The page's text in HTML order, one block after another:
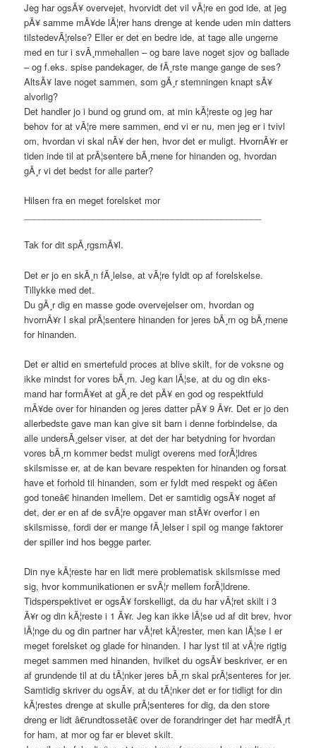
Jeg har ogsÃ¥ overvejet, hvorvidt det vil vÃ¦re en god ide, at jeg
pÃ¥ samme mÃ¥de lÃ¦rer hans drenge at kende uden min datters
tilstedevÃ¦relse? Eller er det en bedre ide, at tage alle ungerne
med en tur i svÃ¸mmehallen – og bare lave noget sjov og ballade
– og f.eks. spise pandekager, de fÃ¸rste mange gange de ses?
AltsÃ¥ lave noget sammen, som gÃ¸r stemningen knapt sÃ¥
alvorlig?
Det handler jo i bund og grund om, at min kÃ¦reste og jeg har
behov for at vÃ¦re mere sammen, end vi er nu, men jeg er i tvivl
om, hvordan vi skal nÃ¥ der hen, hvor det er muligt. HvornÃ¥r er
tiden inde til at prÃ¦sentere bÃ¸rnene for hinanden og, hvordan
gÃ¸r vi det bedst for alle parter?
Hilsen fra en meget forelsket mor
Tak for dit spÃ¸rgsmÃ¥l.
Det er jo en skÃ¸n fÃ¸lelse, at vÃ¦re fyldt op af forelskelse.
Tillykke med det.
Du gÃ¸r dig en masse gode overvejelser om, hvordan og
hvornÃ¥r I skal prÃ¦sentere hinanden for jeres bÃ¸rn og bÃ¸rnene
for hinanden.
Det er altid en smertefuld proces at blive skilt, for de voksne og
ikke mindst for vores bÃ¸rn. Jeg kan lÃ¦se, at du og din eks-
mand har formÃ¥et at gÃ¸re det pÃ¥ en god og respektfuld
mÃ¥de over for hinanden og jeres datter pÃ¥ 9 Ã¥r. Det er jo den
allerbedste gave man kan give sit barn i denne forbindelse, da
alle undersÃ¸gelser viser, at det der har betydning for hvordan
vores bÃ¸rn kommer bedst muligt overens med forÃ¦ldres
skilsmisse er, at de kan bevare respekten for hinanden og forsat
have et forhold til hinanden, som er fyldt med respekt og â€en
god toneâ€ hinanden imellem. Det er samtidig ogsÃ¥ noget af
det, der er en af de svÃ¦re opgaver man stÃ¥r overfor i en
skilsmisse, fordi der er mange fÃ¸lelser i spil og mange faktorer
der spiller ind hos begge parter.
Din nye kÃ¦reste har en lidt mere problematisk skilsmisse med
sig, hvor kommunikationen er svÃ¦r mellem forÃ¦ldrene.
Tidsperspektivet er ogsÃ¥ forskelligt, da du har vÃ¦ret skilt i 3
Ã¥r og din kÃ¦reste i 1 Ã¥r. Jeg kan ikke lÃ¦se ud af dit brev, hvor
lÃ¦nge du og din partner har vÃ¦ret kÃ¦rester, men kan lÃ¦se I er
meget forelsket og glade for hinanden. I har lyst til at vÃ¦re rigtig
meget sammen med hinanden, hvilket du ogsÃ¥ beskriver, er en
af grundende til at du tÃ¦nker jeres bÃ¸rn skal prÃ¦senteres for jer.
Samtidig skriver du ogsÃ¥, at du tÃ¦nker det er for tidligt for din
kÃ¦restes drenge at skulle prÃ¦senteres for dig, da den store
dreng er lidt â€rundtossetâ€ over de forandringer det har medfÃ¸rt
for ham, at mor og far er blevet skilt.